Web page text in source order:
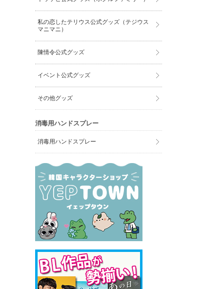
私の恋したテリウス公式グッズ（テジウス
マニマニ）
陳情令公式グッズ
イベント公式グッズ
その他グッズ
消毒用ハンドスプレー
消毒用ハンドスプレー